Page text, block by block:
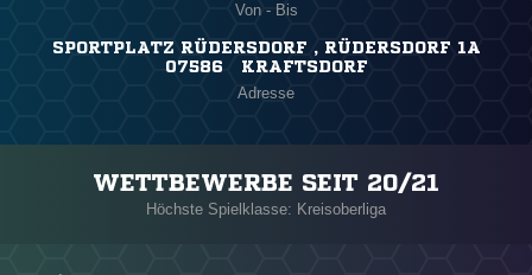
Von - Bis
SPORTPLATZ RÜDERSDORF , RÜDERSDORF 1A
07586 KRAFTSDORF
Adresse
WETTBEWERBE SEIT 20/21
Höchste Spielklasse: Kreisoberliga